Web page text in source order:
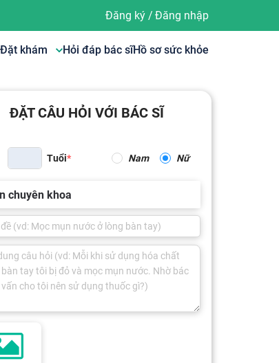
Đăng ký/ Đăng nhập
Đặt khám Hỏi đáp bác sĩHồ sơ sức khỏe
ĐẶT CÂU HỎI VỚI BÁC SĨ
Tuổi Nam Nữ
chuyên khoa